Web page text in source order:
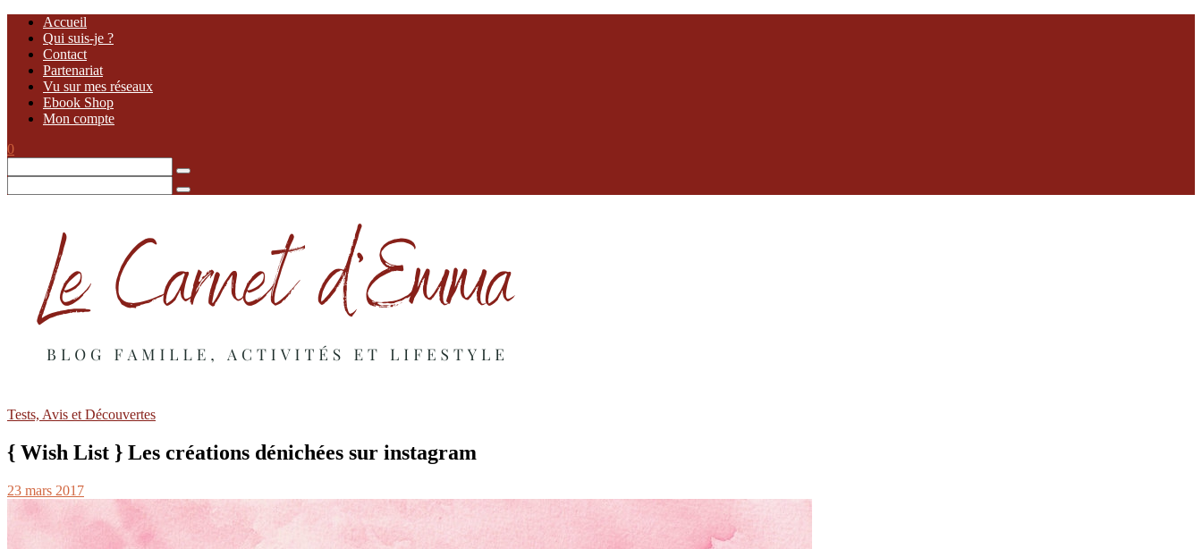
Accueil
Qui suis-je ?
Contact
Partenariat
Vu sur mes réseaux
Ebook Shop
Mon compte
0
Tests, Avis et Découvertes
{ Wish List } Les créations dénichées sur instagram
23 mars 2017